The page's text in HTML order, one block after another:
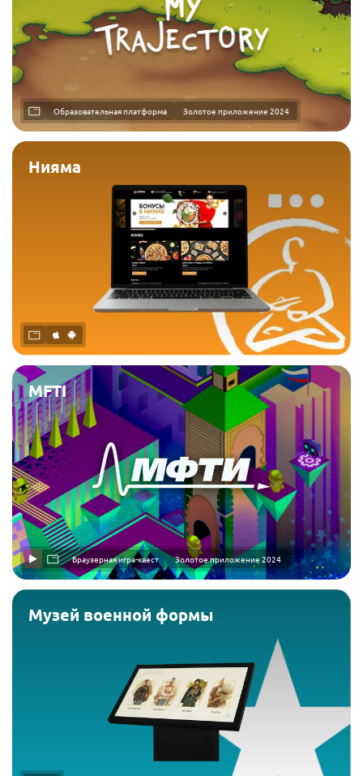
Образовательная платформа Золотое приложение 2024
Нияма
MFTI
Браузерная игра-квест Золотое приложение 2024
Музей военной формы